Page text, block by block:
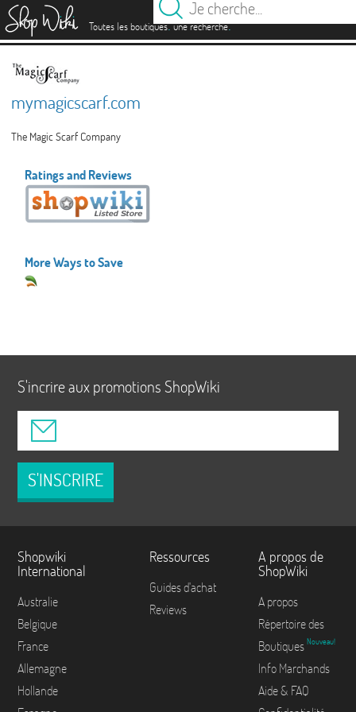
Toutes les boutiques.une recherche.
mymagicscarf.com
The Magic Scarf Company
Ratings and Reviews
More Ways to Save
S'incrire aux promotions ShopWiki
S'INSCRIRE
Shopwiki
International
Australie
Belgique
France
Allemagne
Hollande
Ressources
Guides d'achat
Reviews
A propos de
ShopWiki
A propos
Répertoire des
Boutiques Nouveau!
Info Marchands
Aide & FAQ